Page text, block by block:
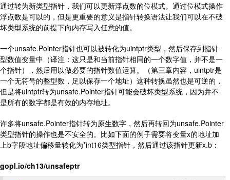
通过转为新类型指针，我们可以更新浮点数的位模式。通过位模式操作
浮点数是可以的，但是更重要的意义是指针转换语法让我们可以在不破
坏类型系统的前提下向内存写入任意的值。
一个unsafe.Pointer指针也可以被转化为uintptr类型，然后保存到指针
型数值变量中（译注：这只是和当前指针相同的一个数字值，并不是一
个指针），然后用以做必要的指针数值运算。（第三章内容，uintptr是
一个无符号的整型数，足以保存一个地址）这种转换虽然也是可逆的，
但是将uintptr转为unsafe.Pointer指针可能会破坏类型系统，因为并不
是所有的数字都是有效的内存地址。
许多将unsafe.Pointer指针转为原生数字，然后再转回为unsafe.Pointer
类型指针的操作也是不安全的。比如下面的例子需要将变量x的地址加
上b字段地址偏移量转化为*int16类型指针，然后通过该指针更新x.b：
gopl.io/ch13/unsafeptr